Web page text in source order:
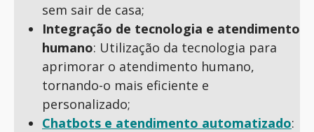
sem sair de casa;
Integração de tecnologia e atendimento
humano: Utilização da tecnologia para
aprimorar o atendimento humano,
tornando-o mais eficiente e
personalizado;
Chatbots e atendimento automatizado: